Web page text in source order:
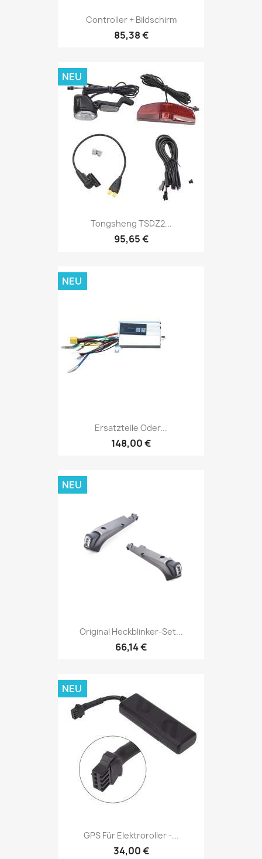
Controller + Bildschirm
85,38 €
Tongsheng TSDZ2...
95,65 €
NEU
Ersatzteile Oder...
148,00 €
NEU
Original Heckblinker-Set...
66,14 €
NEU
GPS Für Elektroroller -...
34,00 €
NEU